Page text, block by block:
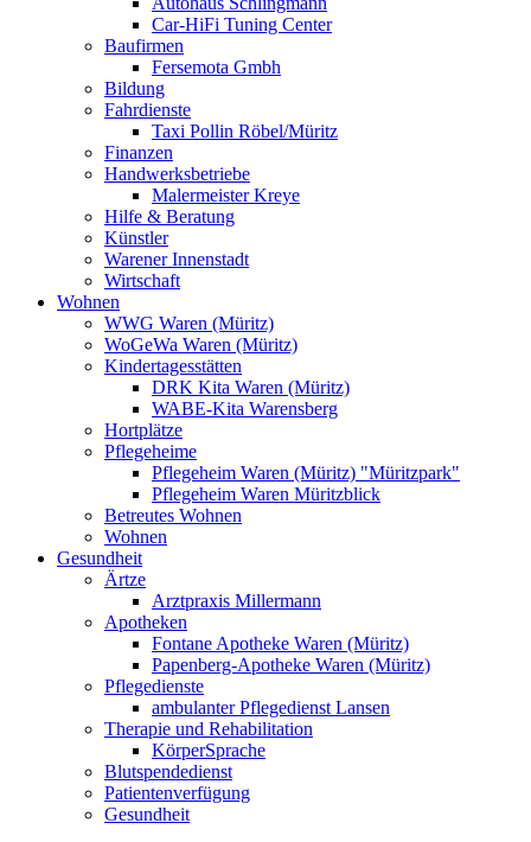
Car-HiFi Tuning Center
Baufirmen
Fersemota Gmbh
Bildung
Fahrdienste
Taxi Pollin Röbel/Müritz
Finanzen
Handwerksbetriebe
Malermeister Kreye
Hilfe & Beratung
Künstler
Warener Innenstadt
Wirtschaft
Wohnen
WWG Waren (Müritz)
WoGeWa Waren (Müritz)
Kindertagesstätten
DRK Kita Waren (Müritz)
WABE-Kita Warensberg
Hortplätze
Pflegeheime
Pflegeheim Waren (Müritz) "Müritzpark"
Pflegeheim Waren Müritzblick
Betreutes Wohnen
Wohnen
Gesundheit
Ärtze
Arztpraxis Millermann
Apotheken
Fontane Apotheke Waren (Müritz)
Papenberg-Apotheke Waren (Müritz)
Pflegedienste
ambulanter Pflegedienst Lansen
Therapie und Rehabilitation
KörperSprache
Blutspendedienst
Patientenverfügung
Gesundheit